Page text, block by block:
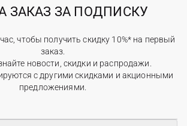
ЗАКАЗ ЗА ПОДПИСКУ
чтобы получить скидку 10%* на первый
заказ.
новости, скидки и распродажи.
с другими скидками и акционными
предложениями.